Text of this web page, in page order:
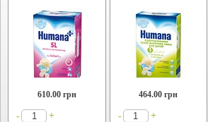
610.00грн
- +
464.00 грн
- +